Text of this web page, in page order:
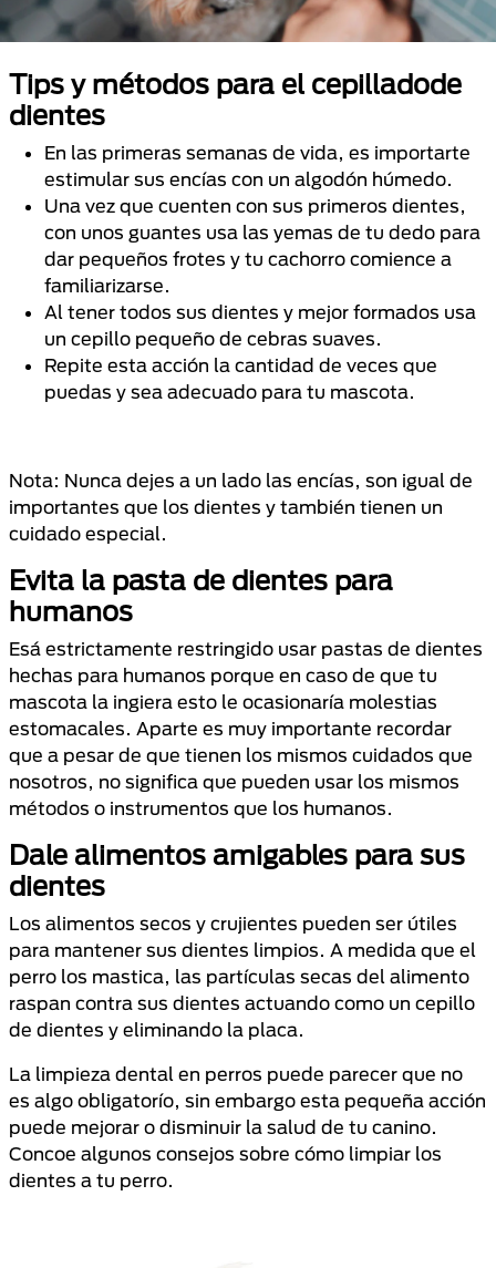
Tips y métodos para el cepilladode
dientes
En las primeras semanas de vida, es importarte
estimular sus encías con un algodón húmedo.
Una vez que cuenten con sus primeros dientes,
con unos guantes usa las yemas de tu dedo para
dar pequeños frotes y tu cachorro comience a
familiarizarse.
Al tener todos sus dientes y mejor formados usa
un cepillo pequeño de cebras suaves.
Repite esta acción la cantidad de veces que
puedas y sea adecuado para tu mascota.
Nota: Nunca dejes a un lado las encías, son igual de
importantes que los dientes y también tienen un
cuidado especial.
Evita la pasta de dientes para
humanos
Esá estrictamente restringido usar pastas de dientes
hechas para humanos porque en caso de que tu
mascota la ingiera esto le ocasionaría molestias
estomacales. Aparte es muy importante recordar
que a pesar de que tienen los mismos cuidados que
nosotros, no significa que pueden usar los mismos
métodos o instrumentos que los humanos.
Dale alimentos amigables para sus
dientes
Los alimentos secos y crujientes pueden ser útiles
para mantener sus dientes limpios. A medida que el
perro los mastica, las partículas secas del alimento
raspan contra sus dientes actuando como un cepillo
de dientes y eliminando la placa.
La limpieza dental en perros puede parecer que no
es algo obligatorío, sin embargo esta pequeña acción
puede mejorar o disminuir la salud de tu canino.
Concoe algunos consejos sobre cómo limpiar los
dientes a tu perro.